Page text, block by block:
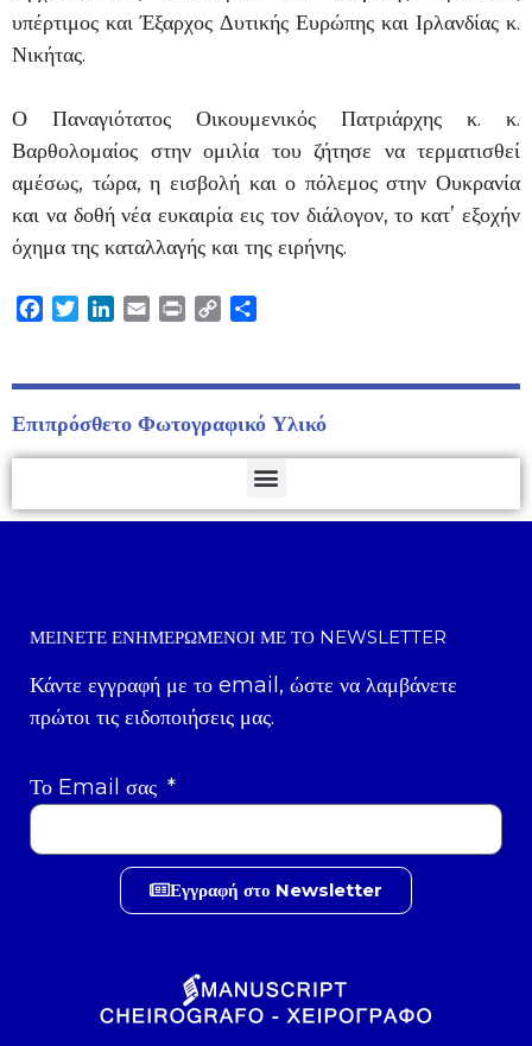
υπέρτιμος και Έξαρχος Δυτικής Ευρώπης και Ιρλανδίας κ.
Νικήτας.
Ο Παναγιότατος Οικουμενικός Πατριάρχης κ. κ.
Βαρθολομαίος στην ομιλία του ζήτησε να τερματισθεί
αμέσως, τώρα, η εισβολή και ο πόλεμος στην Ουκρανία
και να δοθή νέα ευκαιρία εις τον διάλογον, το κατ’ εξοχήν
όχημα της καταλλαγής και της ειρήνης.
Facebook
TwitterLinkedIn
EmailPrint Copy
Επιπρόσθετο Φωτογραφικό Υλικό
ΜΕΊΝΕΤΕ ΕΝΗΜΕΡΩΜΈΝΟΙ ΜΕ ΤΟ NEWSLETTER
Κάντε εγγραφή με το email, ώστε να λαμβάνετε
πρώτοι τις ειδοποιήσεις μας.
Το Email σας
Εγγραφή στο Newsletter